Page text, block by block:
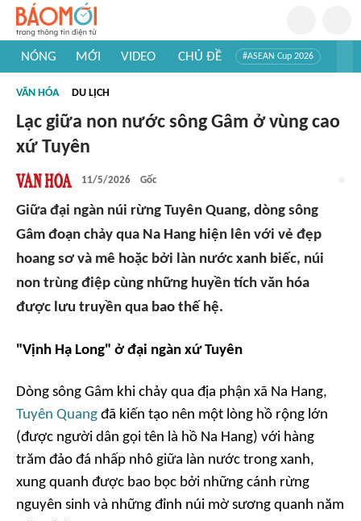
NÓNG MỚI VIDEO CHỦ ĐỀ #ASEAN Cup 2026
#Khám phá thế giới
VĂN HÓA DU LỊCH
Lạc giữa non nước sông Gâm ở vùng cao
xứ Tuyên
11/5/2026 Gốc
Giữa đại ngàn núi rừng Tuyên Quang, dòng sông
Gâm đoạn chảy qua Na Hang hiện lên với vẻ đẹp
hoang sơ và mê hoặc bởi làn nước xanh biếc, núi
non trùng điệp cùng những huyền tích văn hóa
được lưu truyền qua bao thế hệ.
"Vịnh Hạ Long" ở đại ngàn xứ Tuyên
Dòng sông Gâm khi chảy qua địa phận xã Na Hang,
Tuyên Quang đã kiến tạo nên một lòng hồ rộng lớn
(được người dân gọi tên là hồ Na Hang) với hàng
trăm đảo đá nhấp nhô giữa làn nước trong xanh,
xung quanh được bao bọc bởi những cánh rừng
nguyên sinh và những đỉnh núi mờ sương quanh năm